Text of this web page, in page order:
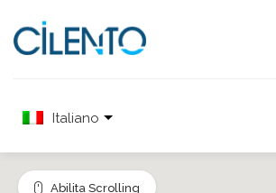
Italiano
Abilita Scrolling